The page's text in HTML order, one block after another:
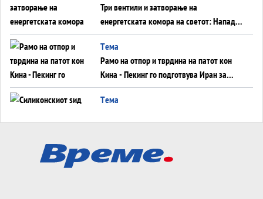
Три вентили и затворање на
енергетската комора на светот: Нападот
во Суец најавува глобален енергетски
инфаркт?
Tема
Рамо на отпор и тврдина на патот кон
Кина - Пекинг го подготвува Иран за
американска копнена инвазија
Tема
Tема
Трамп тврди дека повторно „разговара“